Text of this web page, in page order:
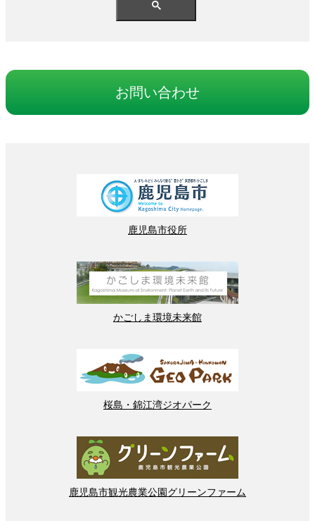
お問い合わせ
鹿児島市役所
かごしま 環境未来館
桜島 ・ 錦江湾ジオパーク
鹿児島市観光農業公園 グリーンファーム